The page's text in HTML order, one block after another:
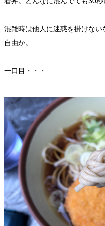
混雑時は他人に迷惑を掛けない
自由か。
一口目・・・